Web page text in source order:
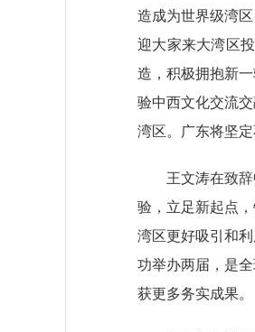
造成为世界级湾
迎大家来大湾区
造，积极拥抱新
验中西文化交流
湾区。广东将坚
王文涛在致辞中
验，立足新起点
湾区更好吸引和
功举办两届，是
获更多务实成果。